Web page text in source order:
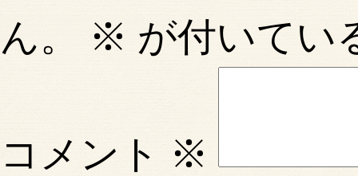
ん。
※ が付いてい
コメント ※